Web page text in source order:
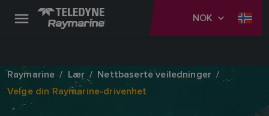
NOK
Raymarine Lær
Nettbaserte veiledninger
Velge din Raymarine-drivenhet